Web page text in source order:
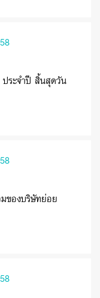
ประจำปี สิ้นสุดวัน
มของบริษัทย่อย